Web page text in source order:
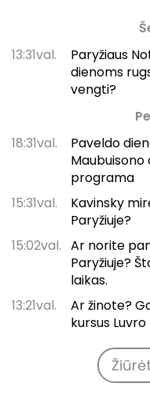
13:31val.
Paryžiaus
dienoms
vengti?
18:31val.
Paveldo
programa
15:31val.
Kavinsky
Paryžiuje?
15:02val. Ar norite
Paryžiuje?
laikas.
13:21val.
Ar žinote?
kursus Luvro